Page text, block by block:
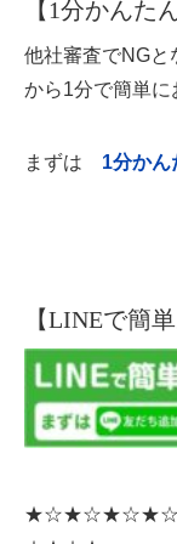
【1分かんた
他社審査でNGと
から1分で簡単に
まずは 1分かん
【LINEで簡